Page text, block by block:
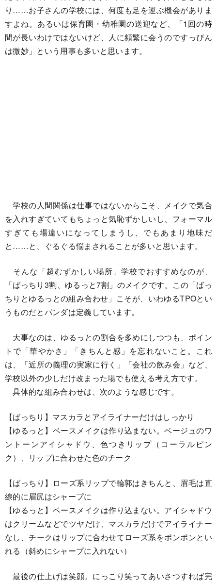
り……お子さんの学校には、何度も足を運ぶ機会がありま
すよね。あるいは保育園・幼稚園の送迎など、「1回の時
間が長いわけではないけど、人に頻繁に会うのですっぴん
は微妙」という用事も多いと思います。
学校の人間関係は仕事ではないからこそ、メイクで気合
を入れすぎていてもちょっと気恥ずかしいし、フォーマル
すぎても場違いになってしまうし、でもあまり地味だ
と……と、ぐるぐる悩まされることが多いと思います。
そんな「超むずかしい場所」学校でおすすめなのが、
「ばっちり3割、ゆるっと7割」のメイクです。この「ばっ
ちりとゆるっとの組み合わせ」こそが、いわゆるTPOとい
うものだとパンダは定義しています。
大事なのは、ゆるっとの割合を多めにしつつも、ポイン
トで「華やかさ」「きちんと感」を忘れないこと。これ
は、「近所の義理の実家に行く」「会社の飲み会」など、
学校以外の少しだけ改まった場でも使える考え方です。
具体的な組み合わせは、次のような感じです。
【ばっちり】マスカラとアイライナーだけはしっかり
【ゆるっと】ベースメイクは作り込まない。ベージュのワ
ントーンアイシャドウ、色つきリップ（コーラルピン
ク）、リップに合わせた色のチーク
【ばっちり】ローズ系リップで輪郭はきちんと、眉毛は直
線的に眉尻はシャープに
【ゆるっと】ベースメイクは作り込まない。アイシャドウ
はクリームなどでツヤだけ、マスカラだけでアイライナー
なし、チークはリップに合わせてローズ系をポンポンとい
れる（斜めにシャープに入れない）
最後の仕上げは笑顔。にっこり笑ってあいさつすれば完